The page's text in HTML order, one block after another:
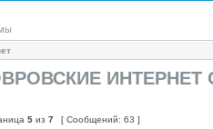
ИНТЕРНЕТ
5 из 7 [ Сообщений: 63 ]